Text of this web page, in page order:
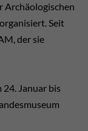
Archäologischen
Seit
der sie
Januar bis